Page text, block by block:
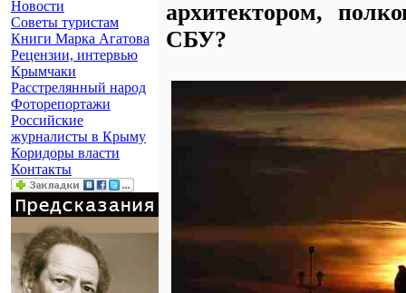
Новости
Советы туристам
Книги Марка Агатова
Рецензии, интервью
Крымчаки
Расстрелянный народ
Фоторепортажи
Российские
журналисты в Крыму
Коридоры власти
Контакты
архитектором,
СБУ?